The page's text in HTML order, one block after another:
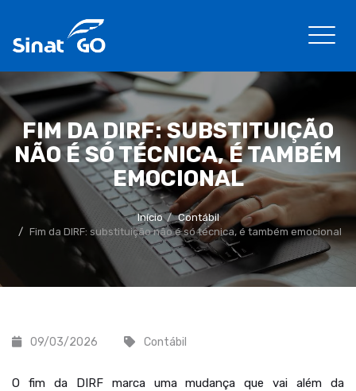
FIM DA DIRF: SUBSTITUIÇÃO
NÃO É SÓ TÉCNICA, É TAMBÉM
EMOCIONAL
Início
Contábil
Fim da DIRF: substituição não é só técnica, é também emocional
09/03/2026 Contábil
O fim da DIRF marca uma mudança que vai além da